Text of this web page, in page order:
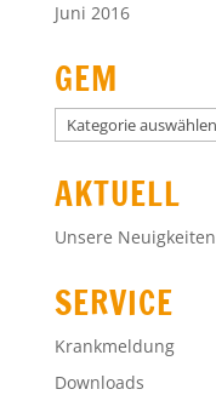
Juni 2016
GEM
GEM
AKTUELL
Unsere Neuigkeiten
SERVICE
Krankmeldung
Downloads